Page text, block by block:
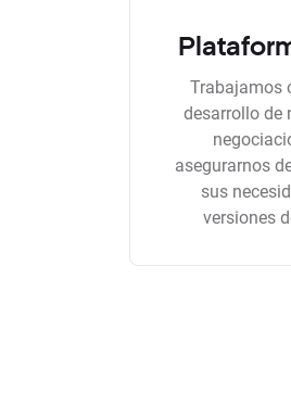
Trabajamos
desarrollo de
asegurarnos
sus
versiones